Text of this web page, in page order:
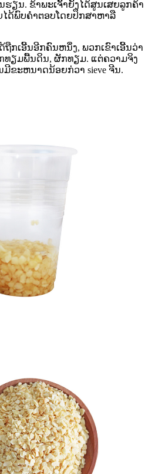
ຽນ. ຂ້າພະເຈົ້າຍັງໄດ້ສູນເສຍລູກຄ້າ
ດ້ພົບຄໍາຕອບໂດຍປຶກສາຫາລື
ກເອີ້ນອີກຄົນຫນຶ່ງ, ພວກເຂົາເອີ້ນວ່າ
ທຽມພື້ນດິນ, ຜັກທຽມ. ແຕ່ຄວາມຈິງ
ມີຂະຫນາດນ້ອຍກ່ວາ sieve ຈີນ.